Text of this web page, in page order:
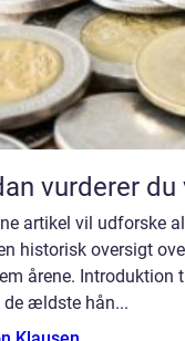
vurderer
artikel vil udforske
historisk oversigt
årene. Introduktion
de ældste hån...